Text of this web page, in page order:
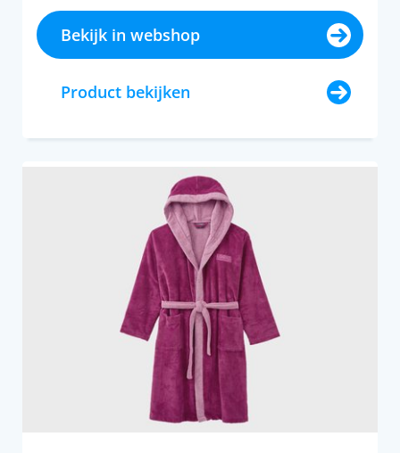
Bekijk in webshop
Product bekijken